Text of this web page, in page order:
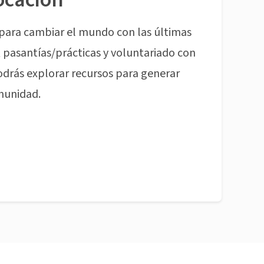
cambiar el mundo con las últimas
prácticas y voluntariado con
explorar recursos para generar